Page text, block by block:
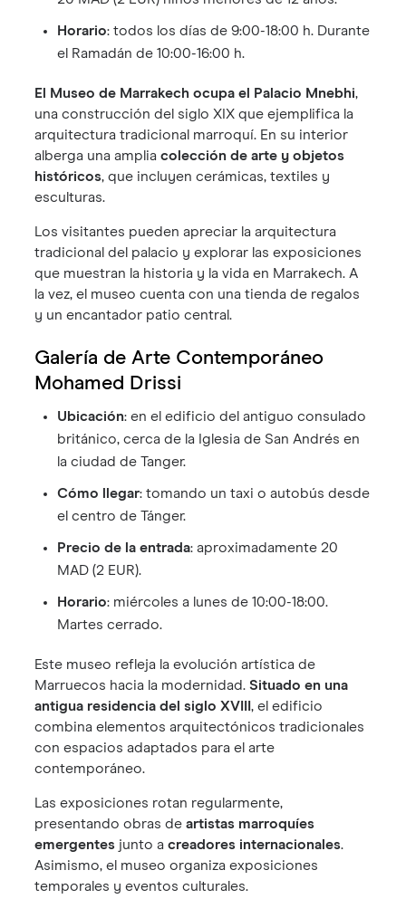
Horario: todos los días de 9:00-18:00 h. Durante
el Ramadán de 10:00-16:00 h.
El Museo de Marrakech ocupa el Palacio Mnebhi,
una construcción del siglo XIX que ejemplifica la
arquitectura tradicional marroquí. En su interior
alberga una amplia colección de arte y objetos
históricos, que incluyen cerámicas, textiles y
esculturas.
Los visitantes pueden apreciar la arquitectura
tradicional del palacio y explorar las exposiciones
que muestran la historia y la vida en Marrakech. A
la vez, el museo cuenta con una tienda de regalos
y un encantador patio central.
Galería de Arte Contemporáneo
Mohamed Drissi
Ubicación: en el edificio del antiguo consulado
británico, cerca de la Iglesia de San Andrés en
la ciudad de Tanger.
Cómo llegar: tomando un taxi o autobús desde
el centro de Tánger.
Precio de la entrada: aproximadamente 20
MAD (2 EUR).
Horario: miércoles a lunes de 10:00-18:00.
Martes cerrado.
Este museo refleja la evolución artística de
Marruecos hacia la modernidad.Situado en una
antigua residencia del siglo XVIII, el edificio
combina elementos arquitectónicos tradicionales
con espacios adaptados para el arte
contemporáneo.
Las exposiciones rotan regularmente,
presentando obras de artistas marroquíes
emergentes junto acreadores internacionales.
Asimismo, el museo organiza exposiciones
temporales y eventos culturales.